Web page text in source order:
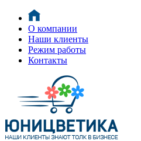
О компании
Наши клиенты
Режим работы
Контакты